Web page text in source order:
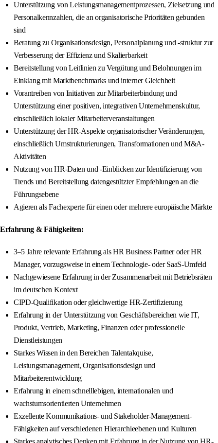
Unterstützung von Leistungsmanagementprozessen, Zielsetzung und
Personalkennzahlen, die an organisatorische Prioritäten gebunden
sind
Beratung zu Organisationsdesign, Personalplanung und -struktur zur
Verbesserung der Effizienz und Skalierbarkeit
Bereitstellung von Leitlinien zu Vergütung und Belohnungen im
Einklang mit Marktbenchmarks und interner Gleichheit
Vorantreiben von Initiativen zur Mitarbeiterbindung und
Unterstützung einer positiven, integrativen Unternehmenskultur,
einschließlich lokaler Mitarbeiterveranstaltungen
Unterstützung der HR-Aspekte organisatorischer Veränderungen,
einschließlich Umstrukturierungen, Transformationen und M&A-
Aktivitäten
Nutzung von HR-Daten und -Einblicken zur Identifizierung von
Trends und Bereitstellung datengestützter Empfehlungen an die
Führungsebene
Agieren als Fachexperte für einen oder mehrere europäische Märkte
Erfahrung & Fähigkeiten:
3–5 Jahre relevante Erfahrung als HR Business Partner oder HR
Manager, vorzugsweise in einem Technologie- oder SaaS-Umfeld
Nachgewiesene Erfahrung in der Zusammenarbeit mit Betriebsräten
im deutschen Kontext
CIPD-Qualifikation oder gleichwertige HR-Zertifizierung
Erfahrung in der Unterstützung von Geschäftsbereichen wie IT,
Produkt, Vertrieb, Marketing, Finanzen oder professionelle
Dienstleistungen
Starkes Wissen in den Bereichen Talentakquise,
Leistungsmanagement, Organisationsdesign und
Mitarbeiterentwicklung
Erfahrung in einem schnelllebigen, internationalen und
wachstumsorientierten Unternehmen
Exzellente Kommunikations- und Stakeholder-Management-
Fähigkeiten auf verschiedenen Hierarchieebenen und Kulturen